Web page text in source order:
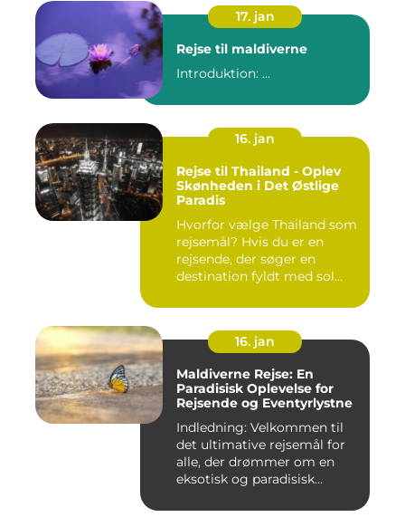
17. jan
Rejse til maldiverne
Introduktion: ...
16. jan
Rejse til Thailand - Oplev
Skønheden i Det Østlige
Paradis
Hvorfor vælge Thailand som
rejsemål? Hvis du er en
rejsende, der søger en
destination fyldt med sol...
16. jan
Maldiverne Rejse: En
Paradisisk Oplevelse for
Rejsende og Eventyrlystne
Indledning: Velkommen til
det ultimative rejsemål for
alle, der drømmer om en
eksotisk og paradisisk...